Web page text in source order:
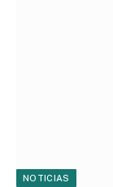
NOTICIAS